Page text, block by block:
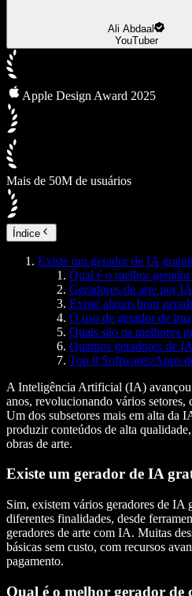
Ali Abdaal
YouTuber
Apple Design Award 2025
Mais de 50M de usuários
Índice
Existe um gerador de IA
Qual é o melhor
Geradores de arte por
Existe algum bom
O uso de gerador de
Quais são os melhores
Quantos geradores de
Top 8 Softwares/Apps
A Inteligência Artificial (IA)
anos, revolucionando vários setores,
Um dos subsetores mais em alta da
produzir conteúdos de alta
obras de arte.
Existe um gerador de IA
Sim, existem vários geradores de IA
diferentes finalidades, desde
geradores de arte com IA. Muitas
básicas sem custo, com recursos
pagamento.
Qual é o melhor gerador de